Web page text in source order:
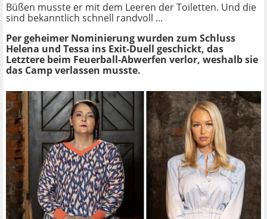
Büßen musste er mit dem Leeren der Toiletten. Und die
sind bekanntlich schnell randvoll ...
Per geheimer Nominierung wurden zum Schluss
Helena und Tessa ins Exit-Duell geschickt, das
Letztere beim Feuerball-Abwerfen verlor, weshalb sie
das Camp verlassen musste.